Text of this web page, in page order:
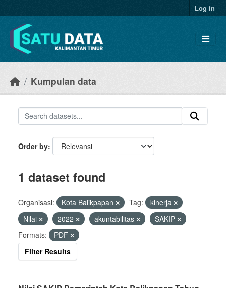
Log in
Kumpulan data
Order by
1 dataset found
Organisasi: Kota Balikpapan Tag:
kinerja
Nilai
2022 akuntabilitas
SAKIP
Formats:
PDF
Filter Results